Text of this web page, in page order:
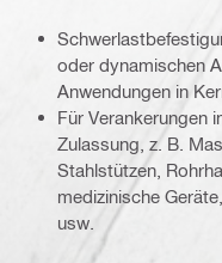
oder dynamischen
Anwendungen in
Für Verankerungen
Zulassung, z. B.
Stahlstützen,
medizinische
usw.